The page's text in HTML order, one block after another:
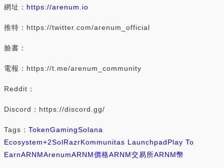
網址： https://arenum.io
推特：https://twitter.com/arenum_official
臉書：
電報：https://t.me/arenum_community
Reddit：
Discord：https://discord.gg/
Tags： TokenGamingSolana
Ecosystem+2SolRazrKommunitas LaunchpadPlay To
EarnARNMArenumARNM價格ARNM交易所ARNM幣